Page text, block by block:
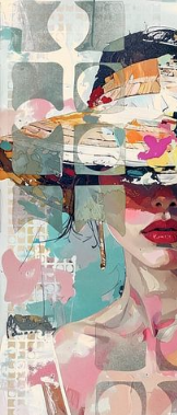
hangen. Dit werk…